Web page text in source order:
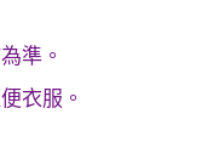
準。
衣服。